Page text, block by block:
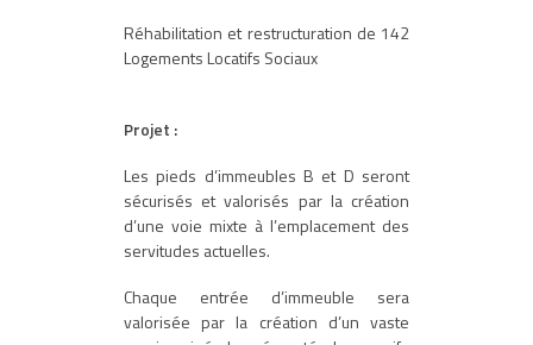
Réhabilitation et restructuration de 142
Logements Locatifs Sociaux
Projet :
Les pieds d’immeubles B et D seront
sécurisés et valorisés par la création
d’une voie mixte à l’emplacement des
servitudes actuelles.
Chaque entrée d’immeuble sera
valorisée par la création d’un vaste